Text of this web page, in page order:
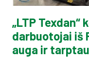
„LTP Texdan“
darbuotojai iš
auga ir